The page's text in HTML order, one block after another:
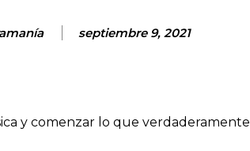
septiembre 9, 2021
y comenzar lo que